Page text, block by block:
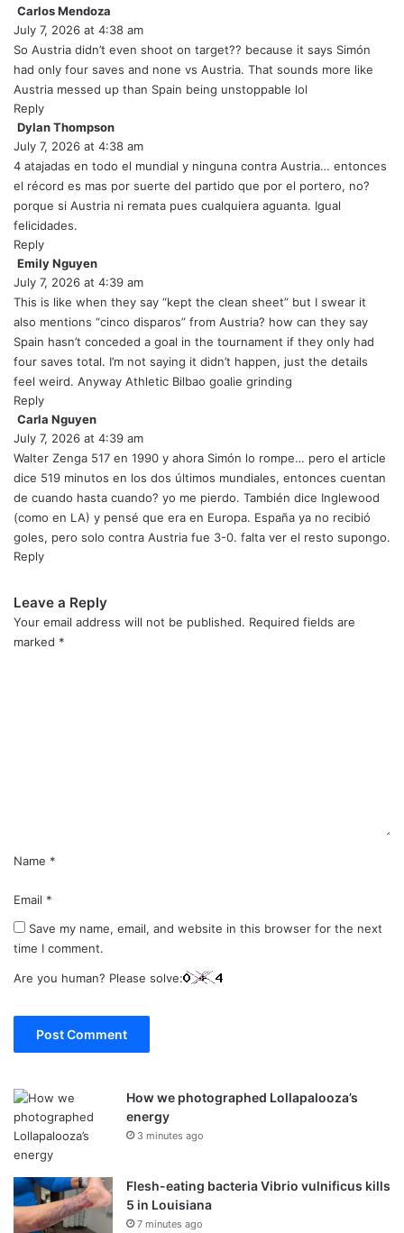
Carlos Mendoza
a
y
s
:
July 7, 2026 at 4:38 am
So Austria didn’t even shoot on target?? because it says Simón
had only four saves and none vs Austria. That sounds more like
Austria messed up than Spain being unstoppable lol
Reply
Dylan Thompson
a
y
s
:
July 7, 2026 at 4:38 am
4 atajadas en todo el mundial y ninguna contra Austria… entonces
el récord es mas por suerte del partido que por el portero, no?
porque si Austria ni remata pues cualquiera aguanta. Igual
felicidades.
Reply
Emily Nguyen
a
y
s
:
July 7, 2026 at 4:39 am
This is like when they say “kept the clean sheet” but I swear it
also mentions “cinco disparos” from Austria? how can they say
Spain hasn’t conceded a goal in the tournament if they only had
four saves total. I’m not saying it didn’t happen, just the details
feel weird. Anyway Athletic Bilbao goalie grinding
Reply
Carla Nguyen
a
y
s
:
July 7, 2026 at 4:39 am
Walter Zenga 517 en 1990 y ahora Simón lo rompe… pero el article
dice 519 minutos en los dos últimos mundiales, entonces cuentan
de cuando hasta cuando? yo me pierdo. También dice Inglewood
(como en LA) y pensé que era en Europa. España ya no recibió
goles, pero solo contra Austria fue 3-0. falta ver el resto supongo.
Reply
Leave a Reply
Your email address will not be published. Required fields are
marked *
Name *
Email *
Save my name, email, and website in this browser for the next
time I comment.
Are you human? Please solve:
How we photographed Lollapalooza’s
energy
3 minutes ago
Flesh-eating bacteria Vibrio vulnificus kills
5 in Louisiana
7 minutes ago